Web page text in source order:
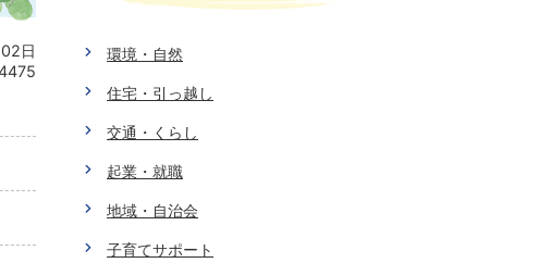
日
環境・自然
住宅・引っ越し
交通・くらし
起業・就職
地域・自治会
子育てサポート